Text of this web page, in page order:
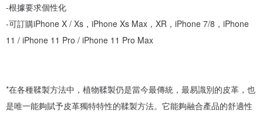
-根據要求個性化
-可訂購iPhone X / Xs，iPhone Xs Max，XR，iPhone 7/8，iPhone
11 / iPhone 11 Pro / iPhone 11 Pro Max
*在各種鞣製方法中，植物鞣製仍是當今最傳統，最易識別的皮革，也
是唯一能夠賦予皮革獨特特性的鞣製方法。它能夠融合產品的舒適性